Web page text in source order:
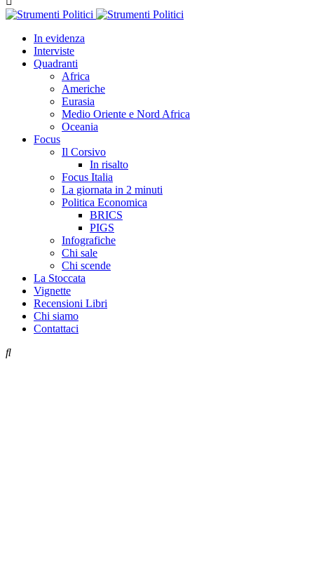
In evidenza
Interviste
Quadranti
Africa
Americhe
Eurasia
Medio Oriente e Nord Africa
Oceania
Focus
Il Corsivo
In risalto
Focus Italia
La giornata in 2 minuti
Politica Economica
BRICS
PIGS
Infografiche
Chi sale
Chi scende
La Stoccata
Vignette
Recensioni Libri
Chi siamo
Contattaci